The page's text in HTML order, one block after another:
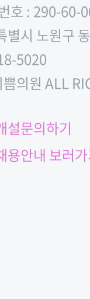
호 : 290-60-
별시 노원구
5020
의원 ALL
설문의하기
용안내 보러